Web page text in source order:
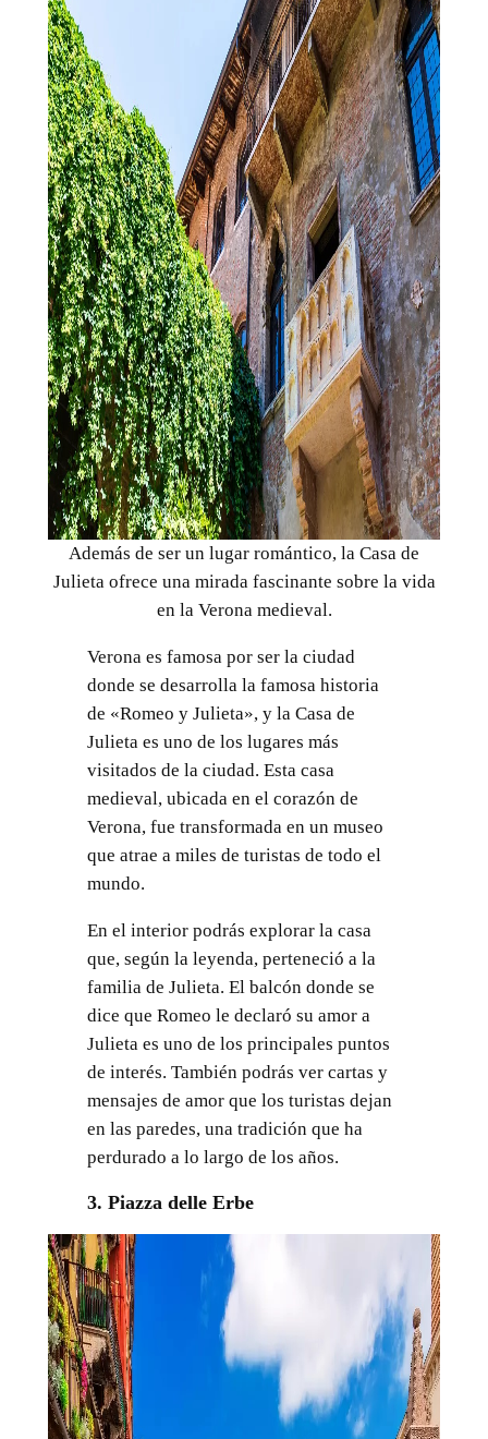
Además de ser un lugar romántico, la Casa de
Julieta ofrece una mirada fascinante sobre la vida
en la Verona medieval.
Verona es famosa por ser la ciudad
donde se desarrolla la famosa historia
de «Romeo y Julieta», y la Casa de
Julieta es uno de los lugares más
visitados de la ciudad. Esta casa
medieval, ubicada en el corazón de
Verona, fue transformada en un museo
que atrae a miles de turistas de todo el
mundo.
En el interior podrás explorar la casa
que, según la leyenda, perteneció a la
familia de Julieta. El balcón donde se
dice que Romeo le declaró su amor a
Julieta es uno de los principales puntos
de interés. También podrás ver cartas y
mensajes de amor que los turistas dejan
en las paredes, una tradición que ha
perdurado a lo largo de los años.
3. Piazza delle Erbe